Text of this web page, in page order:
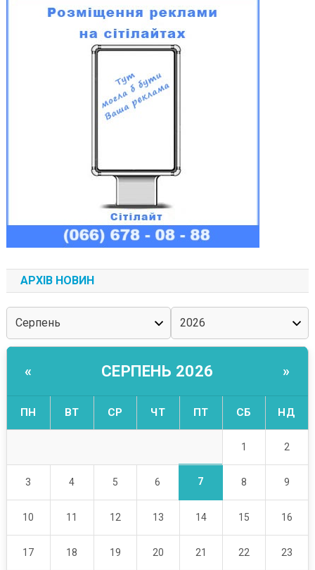
АРХІВ НОВИН
« СЕРПЕНЬ 2026 »
ПН ВТ СР ЧТ ПТ СБ НД
1 2
3 4 5 6 7 8 9
10 11 12 13 14 15 16
17 18 19 20 21 22 23